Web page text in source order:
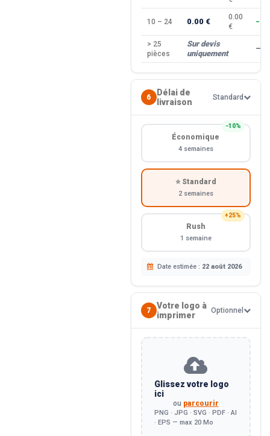
10 – 24 0.00 €
0.00
€
> 25
pièces
Sur devis
uniquement
—
6
Délai de
livraison
Standard
−10%
Économique
4 semaines
⭐ Standard
2 semaines
+25%
Rush
1 semaine
Date estimée : 22 août 2026
7
Votre logo à
imprimer
Optionnel
Glissez votre logo
ici
ou parcourir
PNG · JPG · SVG · PDF · AI
· EPS — max 20 Mo